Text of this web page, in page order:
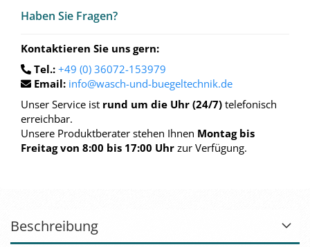
Haben Sie Fra­gen?
Kontaktieren Sie uns gern:
Tel.: +49 (0) 36072-153979
Email: info@wasch-und-buegeltechnik.de
Unser Service ist rund um die Uhr (24/7) telefonisch
erreichbar.
Unsere Produktberater stehen Ihnen Montag bis
Freitag von 8:00 bis 17:00 Uhr zur Verfügung.
Beschreibung